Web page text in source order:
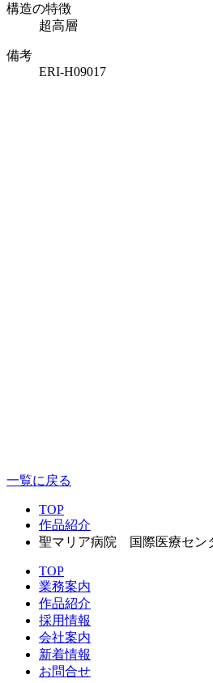
構造の特徴
超高層
備考
ERI-H09017
一覧に戻る
TOP
作品紹介
聖マリア病院 国際医療セン
TOP
業務案内
作品紹介
採用情報
会社案内
新着情報
お問合せ